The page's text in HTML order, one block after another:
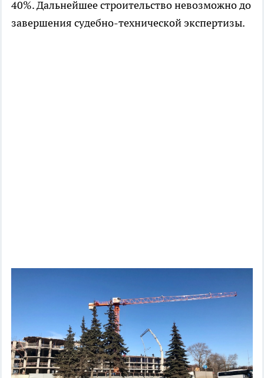
40%. Дальнейшее строительство невозможно до
завершения судебно-технической экспертизы.